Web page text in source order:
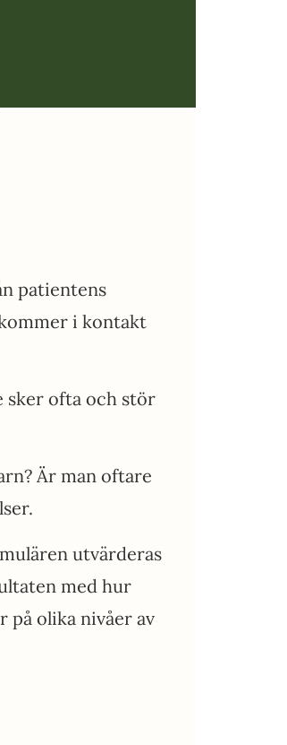
patientens
i kontakt
sker ofta och stör
Är man oftare
utvärderas
med hur
på olika nivåer av